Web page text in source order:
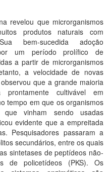
revelou que microrganismos
produtos naturais com
bem-sucedida adoção
um período prolífico de
a partir de microrganismos
a velocidade de novas
que a grande maioria
cultivável em
tempo em que os organismos
vinham sendo usadas
evidente que a empreitada
Pesquisadores passaram a
secundários, entre os quais
sintetases de peptídeos não-
de policetídeos (PKS). Os